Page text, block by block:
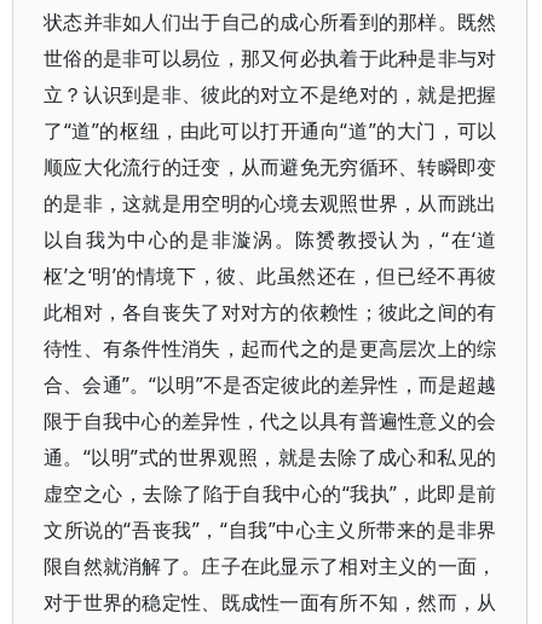
状态并非如人们出于自己的成心所看到的那样。既然
世俗的是非可以易位，那又何必执着于此种是非与对
立？认识到是非、彼此的对立不是绝对的，就是把握
了“道”的枢纽，由此可以打开通向“道”的大门，可以
顺应大化流行的迁变，从而避免无穷循环、转瞬即变
的是非，这就是用空明的心境去观照世界，从而跳出
以自我为中心的是非漩涡。陈赟教授认为，“在‘道
枢’之‘明’的情境下，彼、此虽然还在，但已经不再彼
此相对，各自丧失了对对方的依赖性；彼此之间的有
待性、有条件性消失，起而代之的是更高层次上的综
合、会通”。“以明”不是否定彼此的差异性，而是超越
限于自我中心的差异性，代之以具有普遍性意义的会
通。“以明”式的世界观照，就是去除了成心和私见的
虚空之心，去除了陷于自我中心的“我执”，此即是前
文所说的“吾丧我”，“自我”中心主义所带来的是非界
限自然就消解了。庄子在此显示了相对主义的一面，
对于世界的稳定性、既成性一面有所不知，然而，从